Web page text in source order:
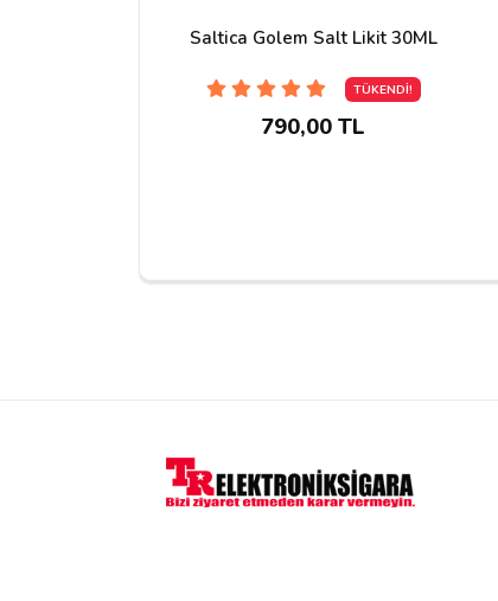
Saltica Golem Salt Likit 30ML
TÜKENDİ!
790,00 TL